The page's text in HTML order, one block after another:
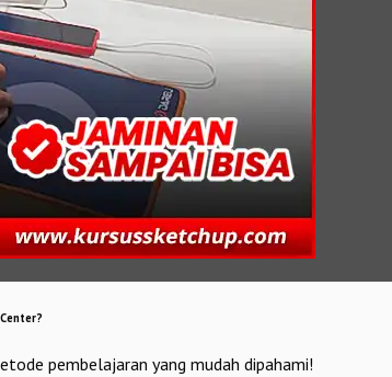
pembelajaran yang mudah dipahami!